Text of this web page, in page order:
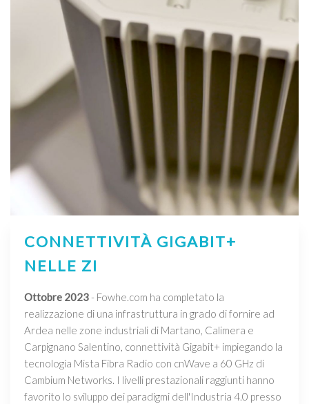
CONNETTIVITÀ GIGABIT+
NELLE ZI
Ottobre 2023- Fowhe.com ha completato la
realizzazione di una infrastruttura in grado di fornire ad
Ardea nelle zone industriali di Martano, Calimera e
Carpignano Salentino, connettività Gigabit+ impiegando la
tecnologia Mista Fibra Radio con cnWave a 60 GHz di
Cambium Networks. I livelli prestazionali raggiunti hanno
favorito lo sviluppo dei paradigmi dell'Industria 4.0 presso